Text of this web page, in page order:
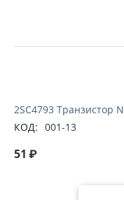
2SC4793 Транзистор
КОД: 001-13
51 ₽